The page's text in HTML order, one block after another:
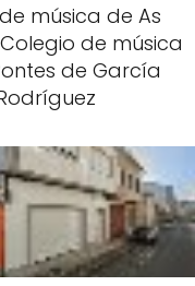
música de As
de música
de García